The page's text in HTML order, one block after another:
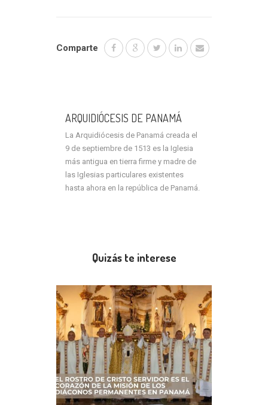
Comparte
ARQUIDIÓCESIS DE PANAMÁ
La Arquidiócesis de Panamá creada el
9 de septiembre de 1513 es la Iglesia
más antigua en tierra firme y madre de
las Iglesias particulares existentes
hasta ahora en la república de Panamá.
Quizás te interese